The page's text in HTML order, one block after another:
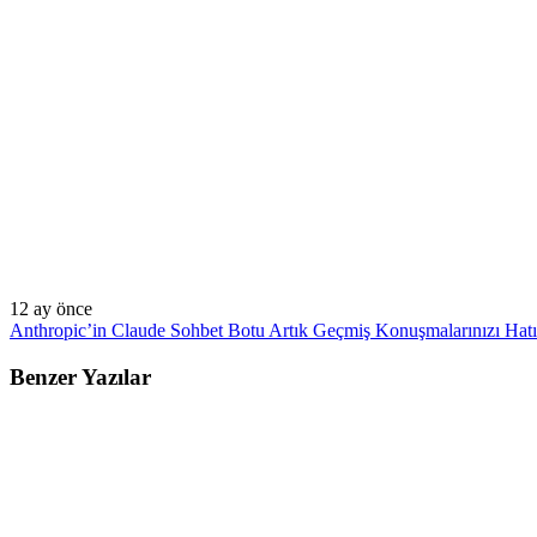
12 ay önce
Anthropic’in Claude Sohbet Botu Artık Geçmiş Konuşmalarınızı
Benzer Yazılar